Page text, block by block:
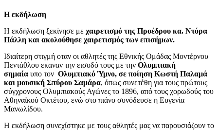
Η εκδήλωση
H εκδήλωση ξεκίνησε με χαιρετισμό της Προέδρου κα. Ντόρα
Πάλλη και ακολούθησε χαιρετισμός των επισήμων.
Ιδιαίτερη στιγμή οταν οι αθλητές της Εθνικής Ομάδας Μοντέρνου
Πεντάθλου εκαναν την εισοδό τους με την Ολυμπιακή
σημαία υπο τον Ολυμπιακό Ύμνο, σε ποίηση Κωστή Παλαμά
και μουσική Σπύρου Σαμάρα, όπως συνετέθη για τους πρώτους
σύγχρονους Ολυμπιακούς Αγώνες το 1896, από τους χορωδούς του
Αθηναϊκού Οκτέτου, ενώ στο πιάνο συνόδευσε η Ευγενία
Μανωλίδου.
Η εκδήλωση συνεχίστηκε με τους αθλητές μας να παρουσιάζουν το